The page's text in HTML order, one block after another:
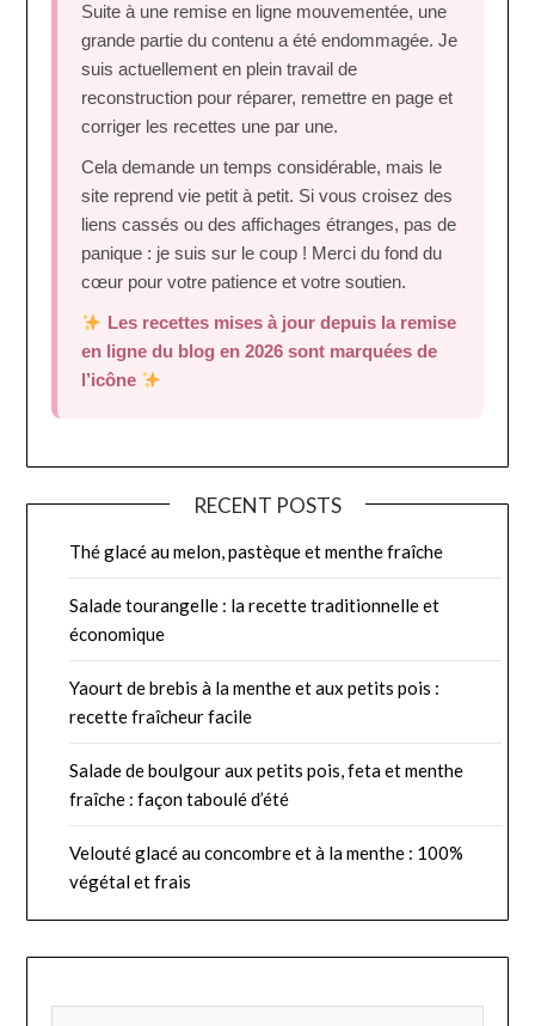
Suite à une remise en ligne mouvementée, une
grande partie du contenu a été endommagée. Je
suis actuellement en plein travail de
reconstruction pour réparer, remettre en page et
corriger les recettes une par une.
Cela demande un temps considérable, mais le
site reprend vie petit à petit. Si vous croisez des
liens cassés ou des affichages étranges, pas de
panique : je suis sur le coup ! Merci du fond du
cœur pour votre patience et votre soutien.
Les recettes mises à jour depuis la remise
en ligne du blog en 2026 sont marquées de
l’icône
RECENT POSTS
Thé glacé au melon, pastèque et menthe fraîche
Salade tourangelle : la recette traditionnelle et
économique
Yaourt de brebis à la menthe et aux petits pois :
recette fraîcheur facile
Salade de boulgour aux petits pois, feta et menthe
fraîche : façon taboulé d’été
Velouté glacé au concombre et à la menthe : 100%
végétal et frais